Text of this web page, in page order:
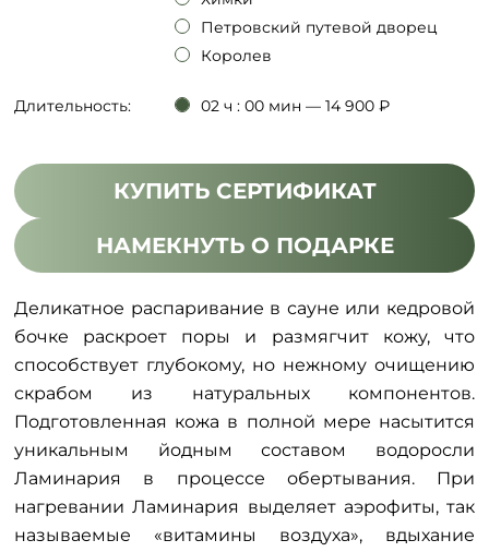
Петровский путевой дворец
Королев
Длительность: 02 ч : 00 мин — 14 900 ₽
Деликатное распаривание в сауне или кедровой
бочке раскроет поры и размягчит кожу, что
способствует глубокому, но нежному очищению
скрабом из натуральных компонентов.
Подготовленная кожа в полной мере насытится
уникальным йодным составом водоросли
Ламинария в процессе обертывания. При
нагревании Ламинария выделяет аэрофиты, так
называемые «витамины воздуха», вдыхание
КУПИТЬ СЕРТИФИКАТ
НАМЕКНУТЬ О ПОДАРКЕ